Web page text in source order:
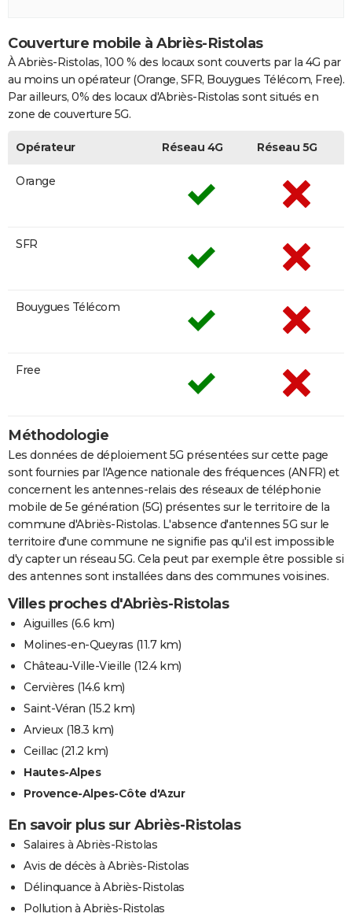
Couverture mobile à Abriès-Ristolas
À Abriès-Ristolas, 100 % des locaux sont couverts par la 4G par
au moins un opérateur (Orange, SFR, Bouygues Télécom, Free).
Par ailleurs, 0% des locaux d'Abriès-Ristolas sont situés en
zone de couverture 5G.
Opérateur Réseau 4G Réseau 5G
Orange
SFR
Bouygues Télécom
Free
Méthodologie
Les données de déploiement 5G présentées sur cette page
sont fournies par l'Agence nationale des fréquences (ANFR) et
concernent les antennes-relais des réseaux de téléphonie
mobile de 5e génération (5G) présentes sur le territoire de la
commune d'Abriès-Ristolas. L'absence d'antennes 5G sur le
territoire d'une commune ne signifie pas qu'il est impossible
d'y capter un réseau 5G. Cela peut par exemple être possible si
des antennes sont installées dans des communes voisines.
Villes proches d'Abriès-Ristolas
Aiguilles (6.6 km)
Molines-en-Queyras (11.7 km)
Château-Ville-Vieille (12.4 km)
Cervières (14.6 km)
Saint-Véran (15.2 km)
Arvieux(18.3 km)
Ceillac(21.2 km)
Hautes-Alpes
Provence-Alpes-Côte d'Azur
En savoir plus sur Abriès-Ristolas
Salaires à Abriès-Ristolas
Avis de décès à Abriès-Ristolas
Délinquance à Abriès-Ristolas
Pollution à Abriès-Ristolas